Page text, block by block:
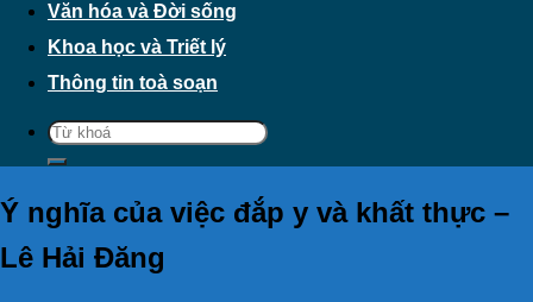
Văn hóa và Đời sống
Khoa học và Triết lý
Thông tin toà soạn
Ý nghĩa của việc đắp y và khất thực –
Lê Hải Đăng